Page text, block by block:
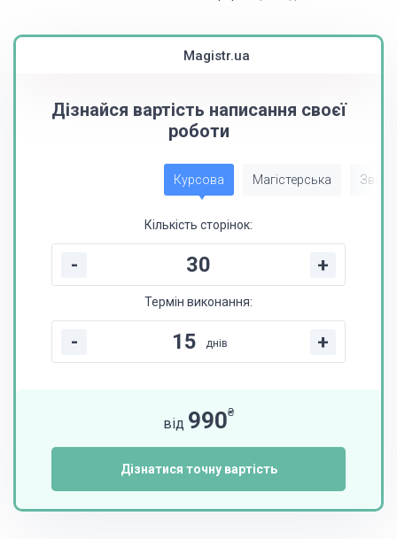
Magistr.ua
Дізнайся вартість написання своєї
роботи
Курсова Магістерська Звіт
Кількість сторінок:
- +
Термін виконання:
- днів +
від 990₴
Дізнатися точну вартість